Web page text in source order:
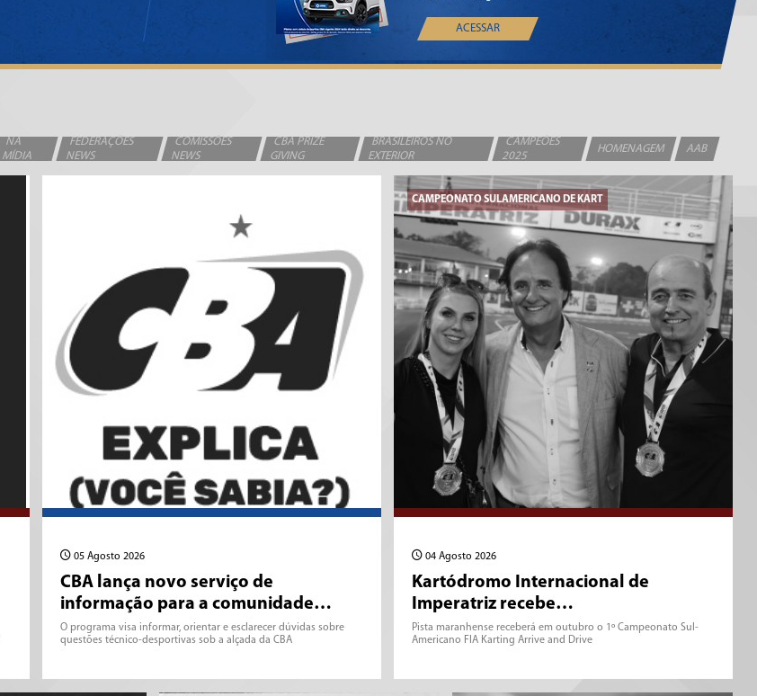
ACESSAR
NA
MÍDIA
FEDERAÇÕES
NEWS
COMISSÕES
NEWS
CBA PRIZE
GIVING
BRASILEIROS NO
EXTERIOR
CAMPEÕES
2025
HOMENAGEM AAB
05 Agosto 2026
CBA lança novo serviço de
informação para a comunidade…
O programa visa informar, orientar e esclarecer dúvidas sobre
questões técnico-desportivas sob a alçada da CBA
CAMPEONATO SULAMERICANO DE KART
04 Agosto 2026
Kartódromo Internacional de
Imperatriz recebe…
Pista maranhense receberá em outubro o 1º Campeonato Sul-
Americano FIA Karting Arrive and Drive